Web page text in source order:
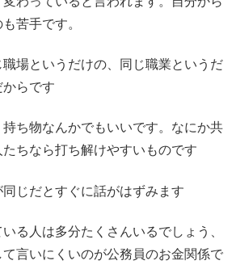
苦手です。
場というだけの、同じ職業というだ
らです
ち物なんかでもいいです。なにか共
ちなら打ち解けやすいものです
じだとすぐに話がはずみます
る人は多分たくさんいるでしょう、
言いにくいのが公務員のお金関係で